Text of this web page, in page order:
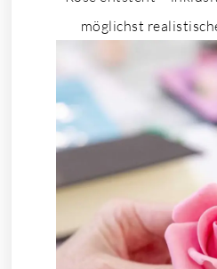
möglichst